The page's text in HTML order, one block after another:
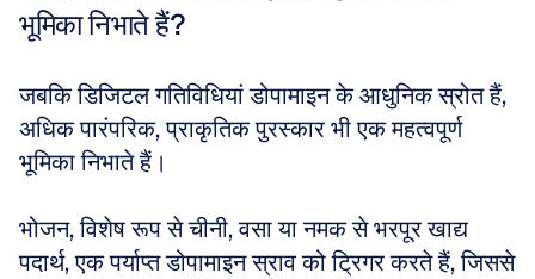
भूमिका निभाते हैं?
जबकि डिजिटल गतिविधियां डोपामाइन के आधुनिक स्रोत हैं,
अधिक पारंपरिक, प्राकृतिक पुरस्कार भी एक महत्वपूर्ण
भूमिका निभाते हैं।
भोजन, विशेष रूप से चीनी, वसा या नमक से भरपूर खाद्य
पदार्थ, एक पर्याप्त डोपामाइन स्राव को ट्रिगर करते हैं, जिससे